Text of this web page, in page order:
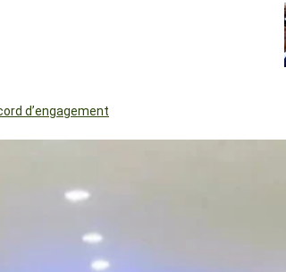
d’engagement